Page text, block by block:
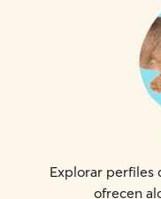
Explorar perfiles
ofrecen